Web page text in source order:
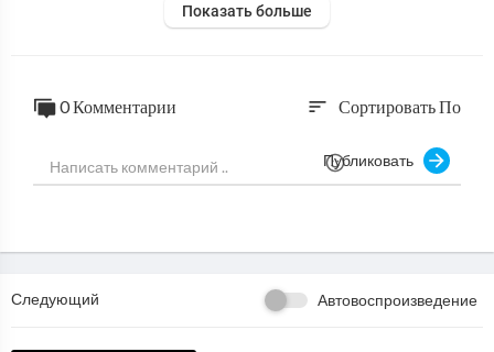
Показать больше
0 Комментарии sort Сортировать По
Публиковать
Следующий Автовоспроизведение